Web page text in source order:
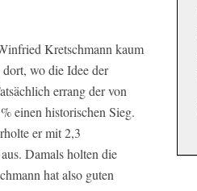
Kretschmann kaum
wo die Idee der
errang der von
einen historischen Sieg.
er mit 2,3
Damals holten die
hat also guten